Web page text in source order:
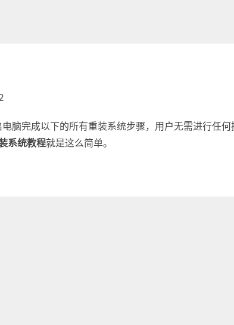
完成以下的所有重装系统步骤，用户无需进行任何
系统教程就是这么简单。